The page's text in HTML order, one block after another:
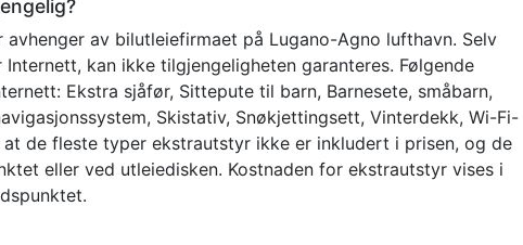
av bilutleiefirmaet på Lugano-Agno lufthavn. Selv
kan ikke tilgjengeligheten garanteres. Følgende
Ekstra sjåfør, Sittepute til barn, Barnesete, småbarn,
Skistativ, Snøkjettingsett, Vinterdekk, Wi-Fi-
de fleste typer ekstrautstyr ikke er inkludert i prisen, og de
eller ved utleiedisken. Kostnaden for ekstrautstyr vises i